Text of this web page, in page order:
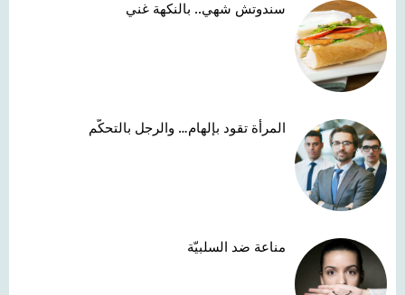
سندوتش شهي.. بالنكهة غني
المرأة تقود بإلهام… والرجل بالتحكّم
مناعة ضد السلبيّة